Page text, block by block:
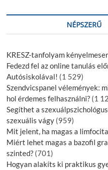
NÉPSZERŰ
KRESZ-tanfolyam
Fedezd fel az online tanulás
Autósiskolával! (1 529)
Szendvicspanel vélemények:
hol érdemes felhasználni? (1
Segíthet a
szexuális vágy (959)
Mit jelent, ha magas a
Miért lehet magas a bazofil
szinted? (701)
Hogyan alakíts ki praktikus